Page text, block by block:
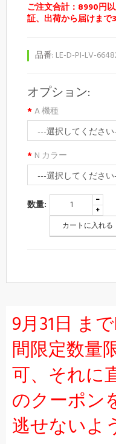
ご注文合計：8990円
証、出荷から届けまで
品番: LE-D-PI-LV-
オプション:
A 機種
N カラー
数量:
カートに入れる
9月31日 ま
間限定数量
可、それに
のクーポン
逃せないよ